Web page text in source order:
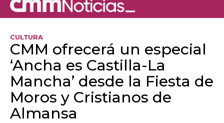
CULTURA
CMM ofrecerá un especial
‘Ancha es Castilla-La
Mancha’ desde la Fiesta de
Moros y Cristianos de
Almansa